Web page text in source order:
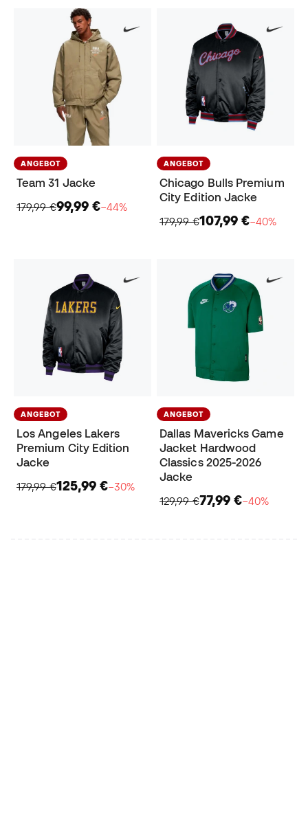
ANGEBOT
Team 31 Jacke
179,99 €99,99 €−44%
ANGEBOT
Chicago Bulls Premium
City Edition Jacke
179,99 €107,99 €−40%
ANGEBOT
Los Angeles Lakers
Premium City Edition
Jacke
179,99 €125,99 €−30%
ANGEBOT
Dallas Mavericks Game
Jacket Hardwood
Classics 2025-2026
Jacke
129,99 €77,99 €−40%